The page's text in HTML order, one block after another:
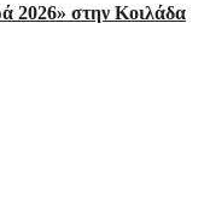
2026» στην Κοιλάδα